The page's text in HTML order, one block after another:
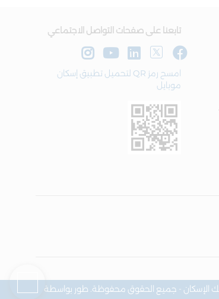
تابعنا على صفحات التواصل الاجتماعي
امسح رمز QR لتحميل تطبيق إسكان
موبايل